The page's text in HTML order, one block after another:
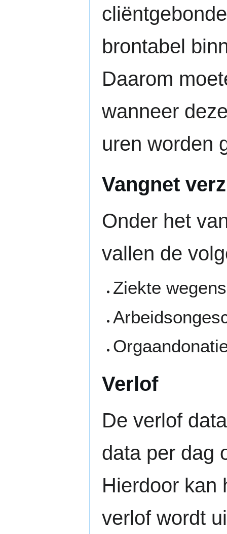
brontabel
Daarom
wanneer
uren worden
Vangnet
Onder het
vallen de
Ziekte
Verlof
De verlof
data per dag
Hierdoor kan
verlof wordt